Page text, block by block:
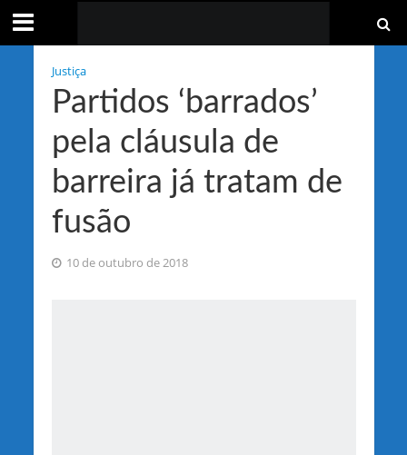
Justiça
Partidos ‘barrados’
pela cláusula de
barreira já tratam de
fusão
10 de outubro de 2018